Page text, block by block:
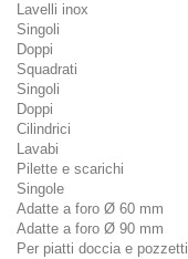
Lavelli inox
Singoli
Doppi
Squadrati
Singoli
Doppi
Cilindrici
Lavabi
Pilette e scarichi
Singole
Adatte a foro Ø 60 mm
Adatte a foro Ø 90 mm
Per piatti doccia e pozzetti